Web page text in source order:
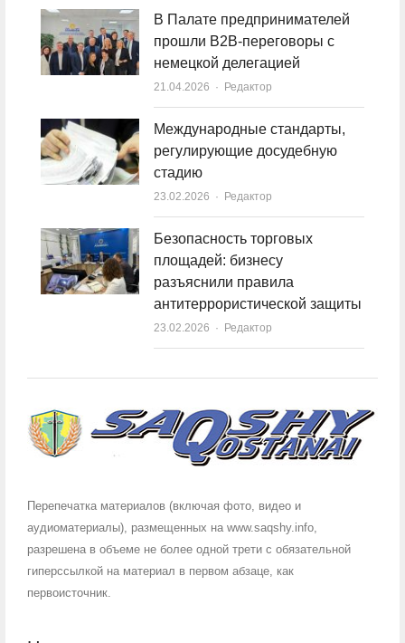
В Палате предпринимателей
прошли B2B-переговоры с
немецкой делегацией
21.04.2026 Author
Редактор
Международные стандарты,
регулирующие досудебную
стадию
23.02.2026 Author
Редактор
Безопасность торговых
площадей: бизнесу
разъяснили правила
антитеррористической защиты
23.02.2026 Author
Редактор
Перепечатка материалов (включая фото, видео и
аудиоматериалы), размещенных на www.saqshy.info,
разрешена в объеме не более одной трети с обязательной
гиперссылкой на материал в первом абзаце, как
первоисточник.